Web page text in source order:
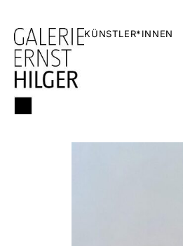
KÜNSTLER*INNEN